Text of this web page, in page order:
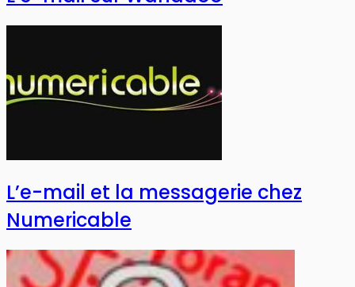
L’e-mail et la messagerie chez
Numericable